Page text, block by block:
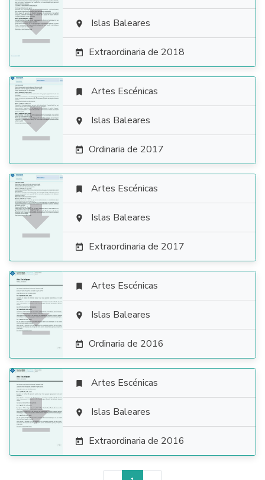
  Islas Baleares
 Extraordinaria de 2018

 Artes Escénicas
 Islas Baleares
 Ordinaria de 2017

 Artes Escénicas
 Islas Baleares
 Extraordinaria de 2017

 Artes Escénicas
 Islas Baleares
 Ordinaria de 2016

 Artes Escénicas
 Islas Baleares
 Extraordinaria de 2016